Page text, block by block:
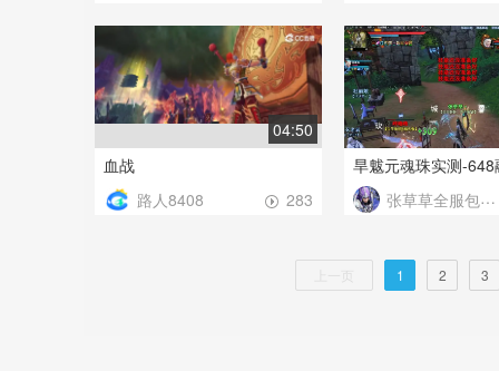
04:50
血战
283
路人8408 张草草全服包日常经验
1 2 3